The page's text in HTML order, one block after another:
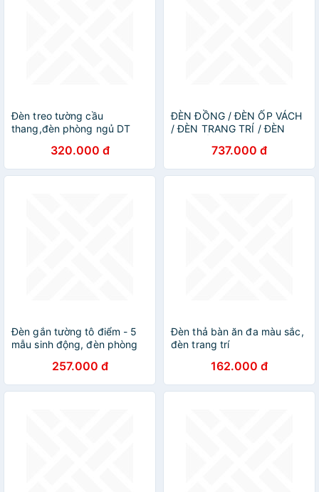
Đèn treo tường cầu
thang,đèn phòng ngủ DT
320.000 đ
ĐÈN ĐỒNG / ĐÈN ỐP VÁCH
/ ĐÈN TRANG TRÍ / ĐÈN
TƯỜNG PHÒNG KHÁCH /
PHÒNG NGỦ / ĐÈN TRANG
TRÍ NHÀ HÀNG KHÁCH SẠN
737.000 đ
Đèn gắn tường tô điểm - 5
mẫu sinh động, đèn phòng
257.000 đ
Đèn thả bàn ăn đa màu sắc,
đèn trang trí
162.000 đ